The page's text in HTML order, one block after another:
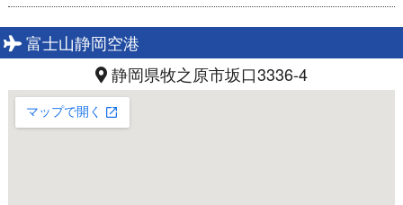
富士山静岡空港
静岡県牧之原市坂口3336-4